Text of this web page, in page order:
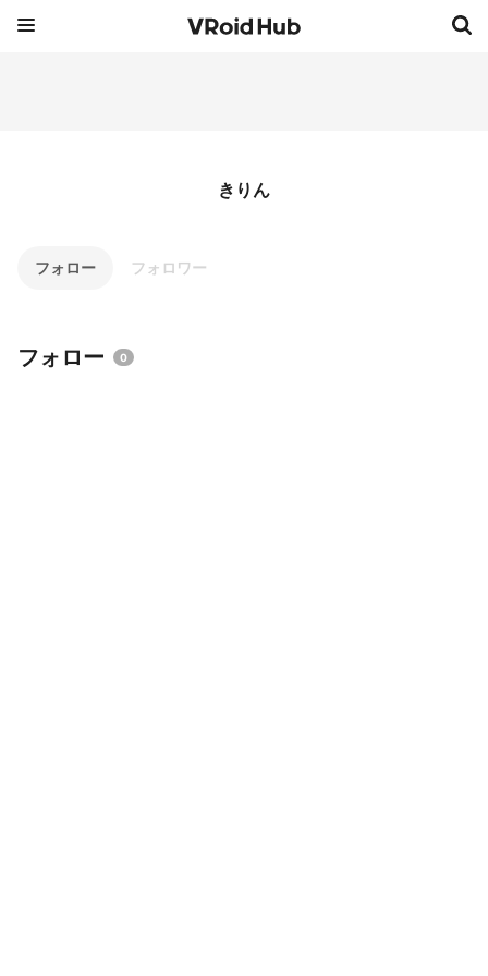
きりん
フォロー フォロワー
フォロー 0